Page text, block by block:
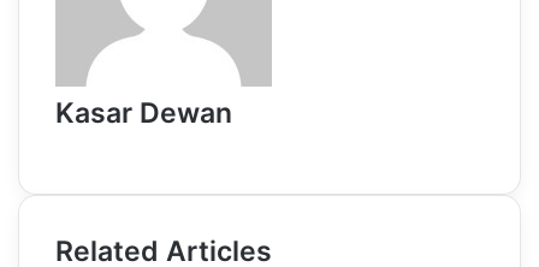
Kasar Dewan
Related Articles